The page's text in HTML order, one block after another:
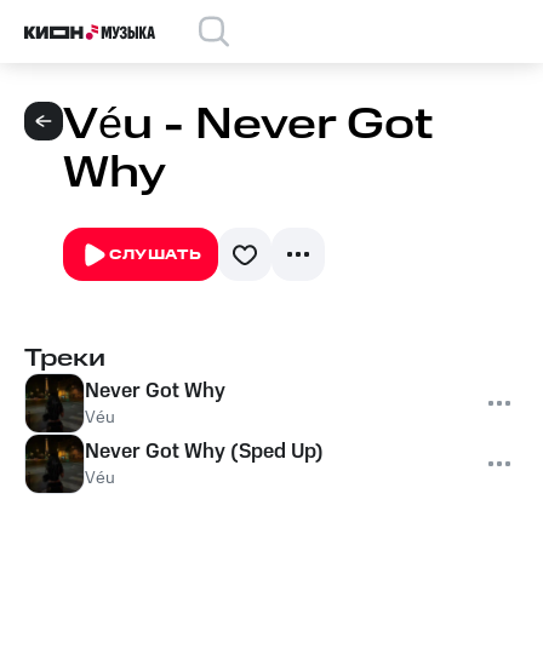
Véu - Never Got
Why
СЛУШАТЬ
Треки
Never Got Why
Véu
Never Got Why (Sped Up)
Véu